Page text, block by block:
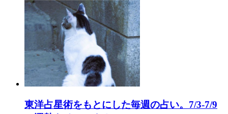
東洋占星術をもとにした毎週の占い。7/3-7/9